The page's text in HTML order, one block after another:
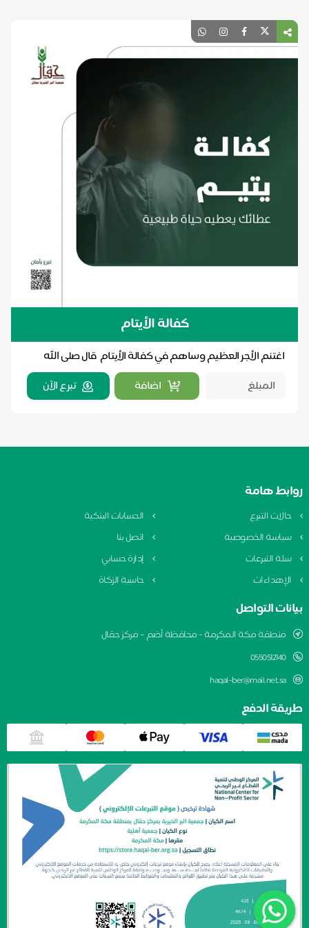
كفالة الأيتام
اغتنم الأجر العظيم وساهم في كفالة الأيتام قال صلى الله
عليه وسلم بقوله: "أنا وَكافلُ اليتيمِ في ا...
اضافة تبرع الآن
روابط هامة
حالات التبرع
الحسابات البنكية
سياسة الخصوصية
اتصل بنا
سلة التبرعات
إدارة حسابي
الإهداءات
حاسبة الزكاة
بيانات التواصل
منطقة مكة المكرمة - محافظة أضم – مركز حقال
0550512140
haqal-ber@mail.net.sa
طريقة الدفع